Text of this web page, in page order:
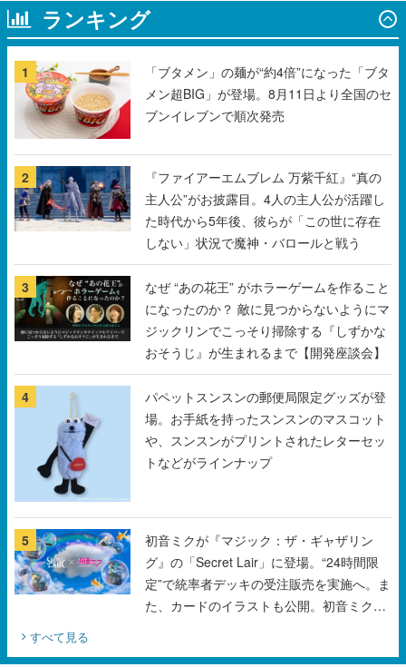
ランキング
1
「ブタメン」の麺が“約4倍”になった「ブタ
メン超BIG」が登場。8月11日より全国のセ
ブンイレブンで順次発売
2
『ファイアーエムブレム 万紫千紅』“真の
主人公”がお披露目。4人の主人公が活躍し
た時代から5年後、彼らが「この世に存在
しない」状況で魔神・バロールと戦う
3
なぜ “あの花王” がホラーゲームを作ること
になったのか？ 敵に見つからないようにマ
ジックリンでこっそり掃除する『しずかな
おそうじ』が生まれるまで【開発座談会】
4
パペットスンスンの郵便局限定グッズが登
場。お手紙を持ったスンスンのマスコット
や、スンスンがプリントされたレターセッ
トなどがラインナップ
5
初音ミクが『マジック：ザ・ギャザリン
グ』の「Secret Lair」に登場。“24時間限
定”で統率者デッキの受注販売を実施へ。ま
た、カードのイラストも公開。初音ミクの
すべて見る